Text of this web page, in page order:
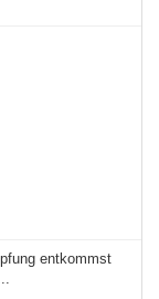
entkommst